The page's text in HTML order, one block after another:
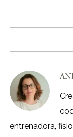
entrenadora,